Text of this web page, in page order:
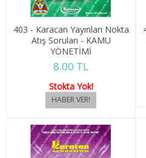
SOSYOLOJİ
1. SINIF 1. YARIYIL
1. SINIF 2. YARIYIL SOSYOLOJİ
2. SINIF 3. YARIYIL SOSYOLOJİ
2. SINIF 4. YARIYIL SOSYOLOJİ
3. SINIF 5. YARIYIL SOSYOLOJİ
403 - Karacan Yayınları Nokta
Atış Soruları - KAMU
YÖNETİMİ
8.00 TL
Stokta Yok!